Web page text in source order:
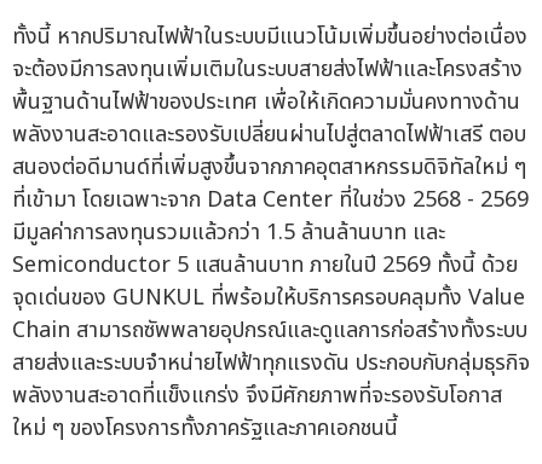
ทั้งนี้ หากปริมาณไฟฟ้าในระบบมีแนวโน้มเพิ่มขึ้นอย่างต่อเนื่อง
จะต้องมีการลงทุนเพิ่มเติมในระบบสายส่งไฟฟ้าและโครงสร้าง
พื้นฐานด้านไฟฟ้าของประเทศ เพื่อให้เกิดความมั่นคงทางด้าน
พลังงานสะอาดและรองรับเปลี่ยนผ่านไปสู่ตลาดไฟฟ้าเสรี ตอบ
สนองต่อดีมานด์ที่เพิ่มสูงขึ้นจากภาคอุตสาหกรรมดิจิทัลใหม่ ๆ
ที่เข้ามา โดยเฉพาะจาก Data Center ที่ในช่วง 2568 - 2569
มีมูลค่าการลงทุนรวมแล้วกว่า 1.5 ล้านล้านบาท และ
Semiconductor 5 แสนล้านบาท ภายในปี 2569 ทั้งนี้ ด้วย
จุดเด่นของ GUNKUL ที่พร้อมให้บริการครอบคลุมทั้ง Value
Chain สามารถซัพพลายอุปกรณ์และดูแลการก่อสร้างทั้งระบบ
สายส่งและระบบจำหน่ายไฟฟ้าทุกแรงดัน ประกอบกับกลุ่มธุรกิจ
พลังงานสะอาดที่แข็งแกร่ง จึงมีศักยภาพที่จะรองรับโอกาส
ใหม่ ๆ ของโครงการทั้งภาครัฐและภาคเอกชนนี้